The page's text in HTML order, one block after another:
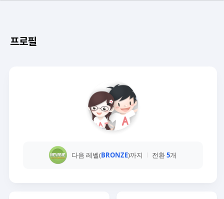
프로필
다음 레벨(BRONZE)까지 전환5개